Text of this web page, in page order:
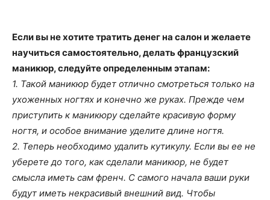
Если вы не хотите тратить денег на салон и желаете
научиться самостоятельно, делать французский
маникюр, следуйте определенным этапам:
1. Такой маникюр будет отлично смотреться только на
ухоженных ногтях и конечно же руках. Прежде чем
приступить к маникюру сделайте красивую форму
ногтя, и особое внимание уделите длине ногтя.
2. Теперь необходимо удалить кутикулу. Если вы ее не
уберете до того, как сделали маникюр, не будет
смысла иметь сам френч. С самого начала ваши руки
будут иметь некрасивый внешний вид. Чтобы